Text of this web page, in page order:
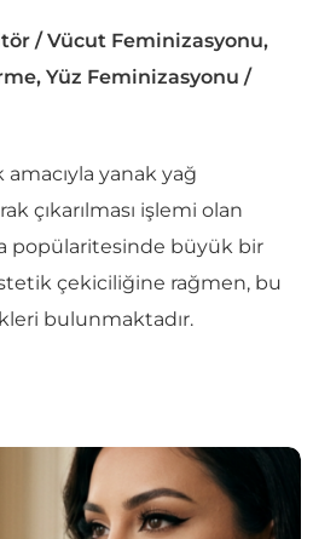
/ Vücut Feminizasyonu,
, Yüz Feminizasyonu /
amacıyla yanak yağ
çıkarılması işlemi olan
popülaritesinde büyük bir
çekiciliğine rağmen, bu
bulunmaktadır.